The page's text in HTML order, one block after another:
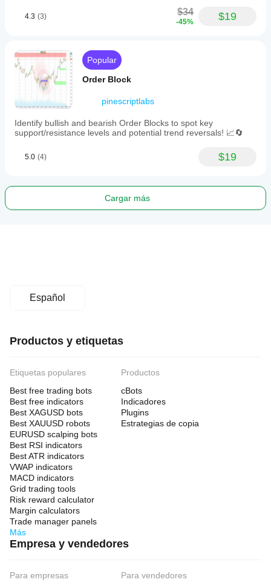
4.3 (3) $34
-45% $19
Popular
Order Block
pinescriptlabs
Identify bullish and bearish Order Blocks to spot key
support/resistance levels and potential trend reversals! 📈🔄
5.0 (4) $19
Cargar más
Español
Productos y etiquetas
Etiquetas populares
Best free trading bots
Best free indicators
Best XAGUSD bots
Best XAUUSD robots
EURUSD scalping bots
Best RSI indicators
Best ATR indicators
VWAP indicators
MACD indicators
Grid trading tools
Risk reward calculator
Margin calculators
Trade manager panels
Más
Productos
cBots
Indicadores
Plugins
Estrategias de copia
Empresa y vendedores
Para empresas
Para vendedores